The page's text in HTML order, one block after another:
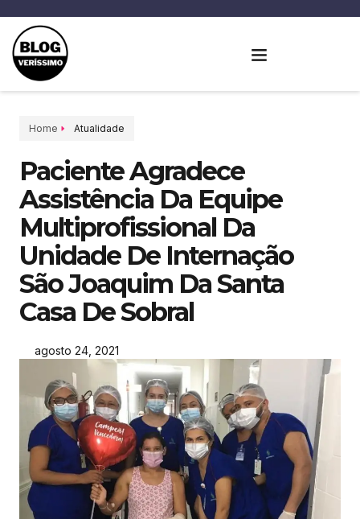
Home Atualidade
Paciente Agradece
Assistência Da Equipe
Multiprofissional Da
Unidade De Internação
São Joaquim Da Santa
Casa De Sobral
agosto 24, 2021